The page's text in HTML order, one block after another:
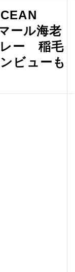
ール海老
レー 稲毛
ビューも